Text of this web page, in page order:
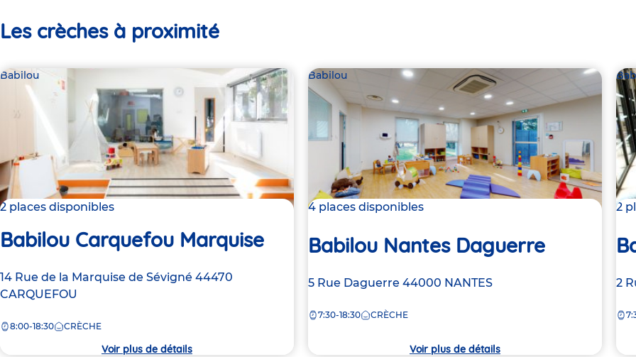
Les crèches à proximité
Babilou
2 places disponibles
Babilou Carquefou Marquise
Adresse
de
crèche
14 Rue de la Marquise de Sévigné 44470
CARQUEFOU
8:00-18:30 CRÈCHE
Voir plus de détails
Babilou
4 places disponibles
Babilou Nantes Daguerre
Adresse
la
5 Rue Daguerre 44000 NANTES
7:30-18:30 CRÈCHE
Voir plus de détails
2
la
2